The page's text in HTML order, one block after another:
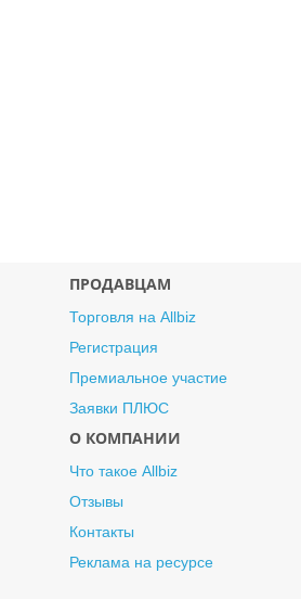
ПРОДАВЦАМ
Торговля на Allbiz
Регистрация
Премиальное участие
Заявки ПЛЮС
О КОМПАНИИ
Что такое Allbiz
Отзывы
Контакты
Реклама на ресурсе